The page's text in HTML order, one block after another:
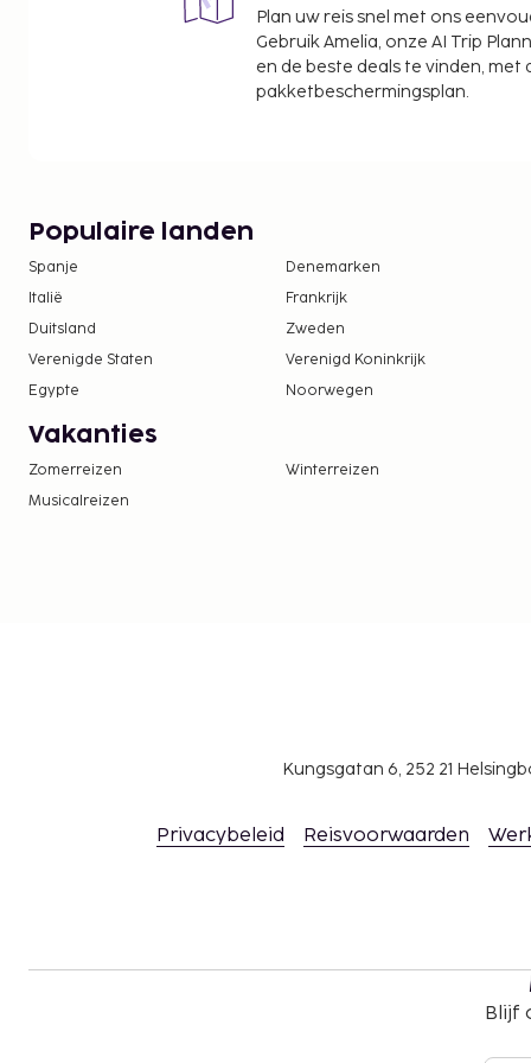
gratis parkeerplaatsen. Profiteer van de handige
gratis wifi en conciërgeservices.
Plan uw reis snel met ons
Gebruik Amelia, onze AI Trip
en de beste deals te vinden, met
pakketbeschermingsplan.
Populaire landen
Spanje Denemarken
Italië
Frankrijk
Duitsland
Zweden
Verenigde Staten
Verenigd Koninkrijk
Egypte
Noorwegen
Vakanties
Zomerreizen Winterreizen
Musicalreizen
Kungsgatan 6, 252 21
Privacybeleid Reisvoorwaarden
Blijf